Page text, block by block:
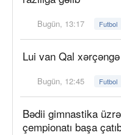
Bugün, 13:17 Futbol
Lui van Qal
Bugün, 12:45 Futbol
Bədii gimnastika
çempionatı başa